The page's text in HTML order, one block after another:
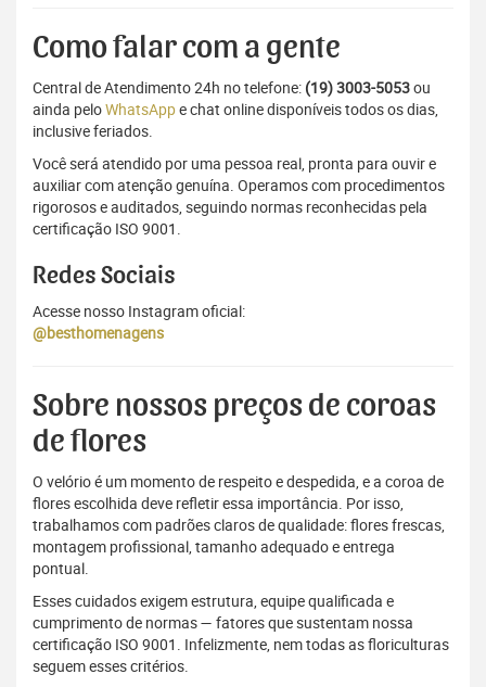
Como falar com a gente
Central de Atendimento 24h no telefone: (19) 3003-5053ou
ainda peloWhatsAppe chat online disponíveis todos os dias,
inclusive feriados.
Você será atendido por uma pessoa real, pronta para ouvir e
auxiliar com atenção genuína. Operamos com procedimentos
rigorosos e auditados, seguindo normas reconhecidas pela
certificação ISO 9001.
Redes Sociais
Acesse nosso Instagram oficial:
@besthomenagens
Sobre nossos preços de coroas
de flores
O velório é um momento de respeito e despedida, e a coroa de
flores escolhida deve refletir essa importância. Por isso,
trabalhamos com padrões claros de qualidade: flores frescas,
montagem profissional, tamanho adequado e entrega
pontual.
Esses cuidados exigem estrutura, equipe qualificada e
cumprimento de normas — fatores que sustentam nossa
certificação ISO 9001. Infelizmente, nem todas as floriculturas
seguem esses critérios.